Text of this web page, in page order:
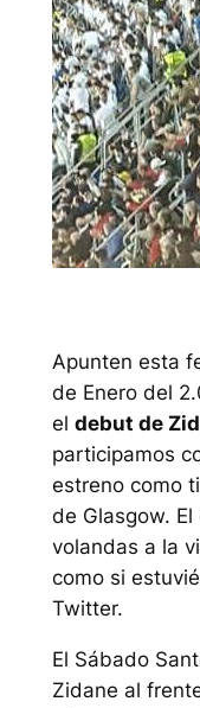
Apunten esta
de Enero del
el debut de
participamos
estreno como
de Glasgow.
volandas a la
como si
Twitter.
El Sábado
Zidane al